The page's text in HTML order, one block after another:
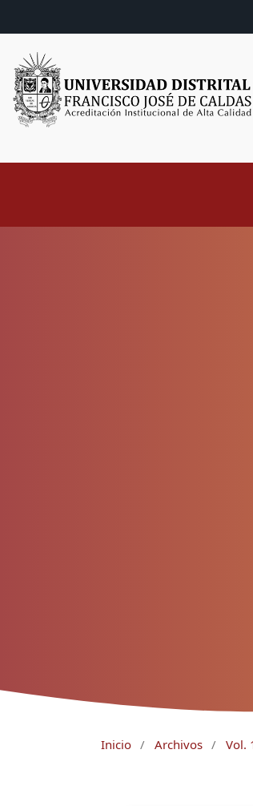
Inicio / Archivos / Vol.